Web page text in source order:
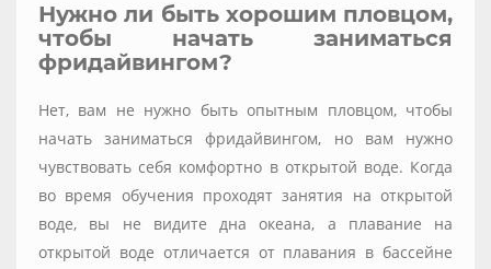
Нужно ли быть хорошим пловцом,
чтобы начать заниматься
фридайвингом?
Нет, вам не нужно быть опытным пловцом, чтобы
начать заниматься фридайвингом, но вам нужно
чувствовать себя комфортно в открытой воде. Когда
во время обучения проходят занятия на открытой
воде, вы не видите дна океана, а плавание на
открытой воде отличается от плавания в бассейне